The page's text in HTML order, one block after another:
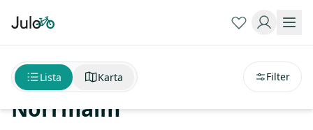
Winther cykelservice
Norrmalm
Lista Karta Filter
avstånd